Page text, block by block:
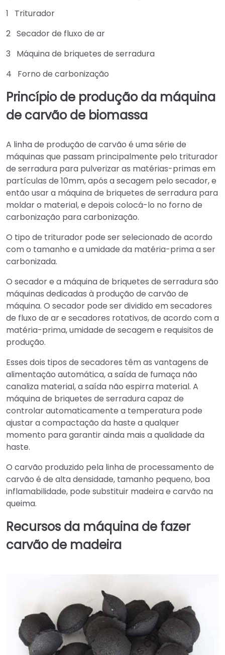
1 Triturador
2 Secador de fluxo de ar
3 Máquina de briquetes de serradura
4 Forno de carbonização
Princípio de produção da máquina
de carvão de biomassa
A linha de produção de carvão é uma série de
máquinas que passam principalmente pelo triturador
de serradura para pulverizar as matérias-primas em
partículas de 10mm, após a secagem pelo secador, e
então usar a máquina de briquetes de serradura para
moldar o material, e depois colocá-lo no forno de
carbonização para carbonização.
O tipo de triturador pode ser selecionado de acordo
com o tamanho e a umidade da matéria-prima a ser
carbonizada.
O secador e a máquina de briquetes de serradura são
máquinas dedicadas à produção de carvão de
máquina. O secador pode ser dividido em secadores
de fluxo de ar e secadores rotativos, de acordo com a
matéria-prima, umidade de secagem e requisitos de
produção.
Esses dois tipos de secadores têm as vantagens de
alimentação automática, a saída de fumaça não
canaliza material, a saída não espirra material. A
máquina de briquetes de serradura capaz de
controlar automaticamente a temperatura pode
ajustar a compactação da haste a qualquer
momento para garantir ainda mais a qualidade da
haste.
O carvão produzido pela linha de processamento de
carvão é de alta densidade, tamanho pequeno, boa
inflamabilidade, pode substituir madeira e carvão na
queima.
Recursos da máquina de fazer
carvão de madeira